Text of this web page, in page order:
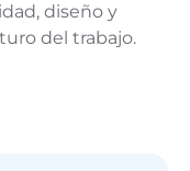
diseño y
del trabajo.